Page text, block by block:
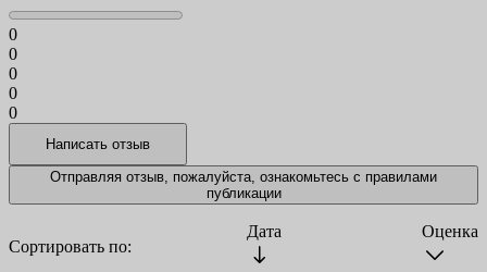
0
0
0
0
0
Отправляя отзыв, пожалуйста, ознакомьтесь с правилами
публикации
Сортировать по:
Дата Оценка